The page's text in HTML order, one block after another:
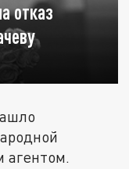
отказ
агентом.